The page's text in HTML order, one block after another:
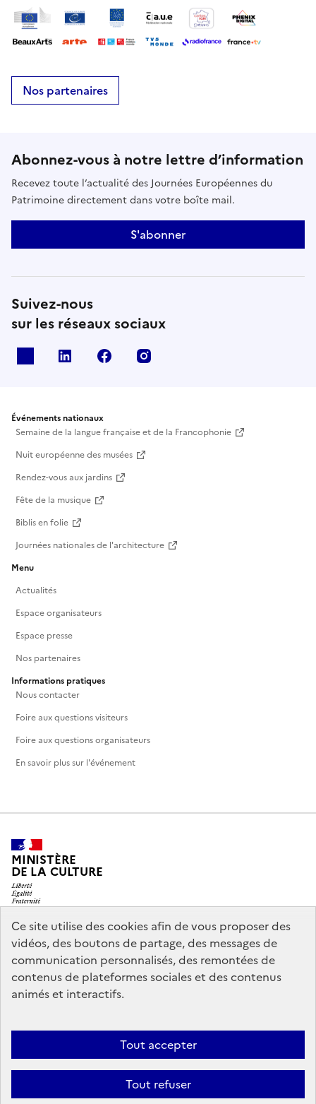
Ce site utilise des cookies afin de vous proposer des
vidéos, des boutons de partage, des messages de
communication personnalisés, des remontées de
contenus de plateformes sociales et des contenus
animés et interactifs.
Tout accepter
Tout refuser
Nos partenaires
Abonnez-vous à notre lettre d’information
Recevez toute l’actualité des Journées Européennes du
Patrimoine directement dans votre boîte mail.
S'abonner
Suivez-nous
sur les réseaux sociaux
Linkedin Facebook
Événements nationaux
Semaine de la langue française et de la Francophonie
Nuit européenne des musées
Rendez-vous aux jardins
Fête de la musique
Biblis en folie
Journées nationales de l'architecture
Menu
Actualités
Espace organisateurs
Espace presse
Nos partenaires
Informations pratiques
Nous contacter
Foire aux questions visiteurs
Foire aux questions organisateurs
En savoir plus sur l'événement
MINISTÈRE
DE LA CULTURE
legifrance.gouv.fr
info.gouv.fr
service-public.gouv.fr
data.gouv.fr
Mentions légales
conforme
Politique d’utilisation des témoins de connexion